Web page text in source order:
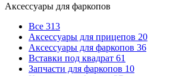
Аксессуары для фаркопов
Все 313
Аксессуары для прицепов 20
Аксессуары для фаркопов 36
Вставки под квадрат 61
Запчасти для фаркопов 10